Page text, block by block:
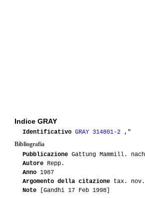
Indice GRAY
Identificativo GRAY 314801-2 ,"
Bibliografia
Pubblicazione Gattung Mammill.
Autore Repp.
Anno 1987
Argomento della citazione tax. nov.
Note [Gandhi 17 Feb 1998]